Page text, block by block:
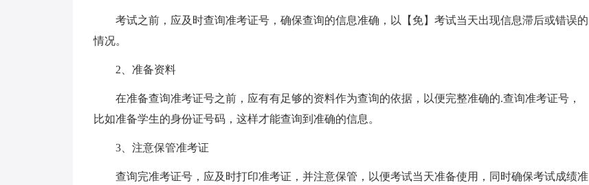
考试之前，应及时查询准考证号，确保查询的信息准确，以【免】考试当天出现信息滞后或错误的
情况。
2、准备资料
在准备查询准考证号之前，应有有足够的资料作为查询的依据，以便完整准确的.查询准考证号，
比如准备学生的身份证号码，这样才能查询到准确的信息。
3、注意保管准考证
查询完准考证号，应及时打印准考证，并注意保管，以便考试当天准备使用，同时确保考试成绩准